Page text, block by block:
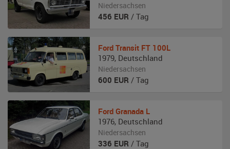
Niedersachsen
456 EUR / Tag
Ford Transit FT 100L
1979, Deutschland
Niedersachsen
600 EUR / Tag
Ford Granada L
1976, Deutschland
Niedersachsen
336 EUR / Tag